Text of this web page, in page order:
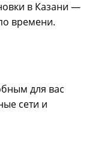
в Казани —
времени.
для вас
сети и